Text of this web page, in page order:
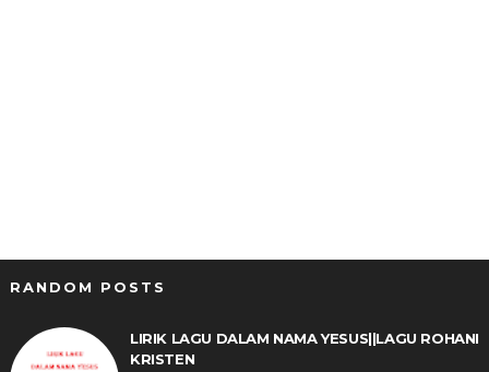
RANDOM POSTS
LIRIK LAGU DALAM NAMA YESUS||LAGU ROHANI
KRISTEN